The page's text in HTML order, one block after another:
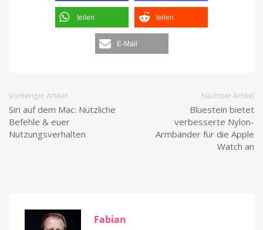
teilen teilen
E-Mail
Vorheriger Artikel
Siri auf dem Mac: Nützliche
Befehle & euer
Nutzungsverhalten
Nächster Artikel
Bluestein bietet
verbesserte Nylon-
Armbänder für die Apple
Watch an
Fabian